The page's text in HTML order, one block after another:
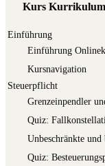
Kurs Kurrikulum
Einführung
Ein­füh­rung
Kurs­na­vi­ga­ti­on
Steuerpflicht
Grenz­ein­pend­ler
Quiz:
Unbe­schränk­te
Quiz: